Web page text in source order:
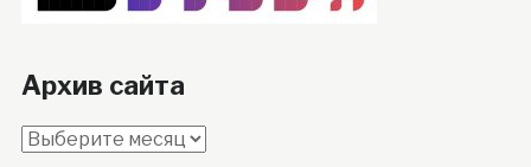
Архив сайта
Архив